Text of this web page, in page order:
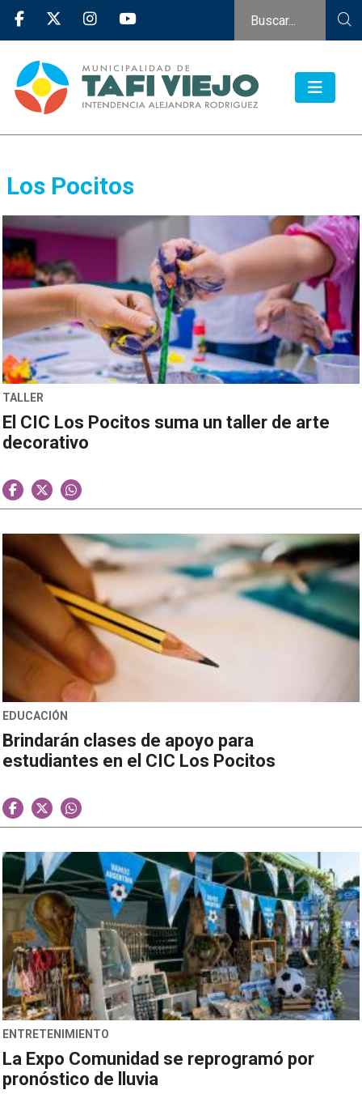
Los Pocitos
TALLER
El CIC Los Pocitos suma un taller de arte
decorativo
EDUCACIÓN
Brindarán clases de apoyo para
estudiantes en el CIC Los Pocitos
ENTRETENIMIENTO
La Expo Comunidad se reprogramó por
pronóstico de lluvia